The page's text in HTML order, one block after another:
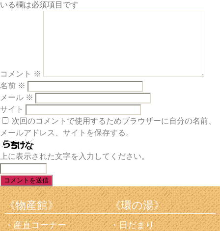
いる欄は必須項目です
コメント ※
名前 ※
メール ※
サイト
次回のコメントで使用するためブラウザーに自分の名前、
メールアドレス、サイトを保存する。
上に表示された文字を入力してください。
《物産館》
産直コーナー
《環の湯》
日だまり